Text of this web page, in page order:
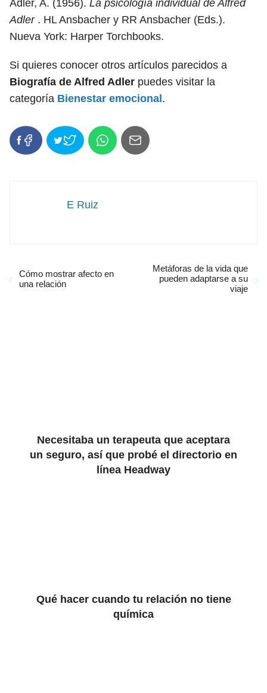
Adler, A. (1956). La psicología individual de Alfred
Adler. HL Ansbacher y RR Ansbacher (Eds.).
Nueva York: Harper Torchbooks.
Si quieres conocer otros artículos parecidos a
Biografía de Alfred Adler puedes visitar la
categoría Bienestar emocional .
E Ruiz
Cómo mostrar afecto en
una relación
Metáforas de la vida que
pueden adaptarse a su
viaje
Necesitaba un terapeuta que aceptara
un seguro, así que probé el directorio en
línea Headway
Qué hacer cuando tu relación no tiene
química